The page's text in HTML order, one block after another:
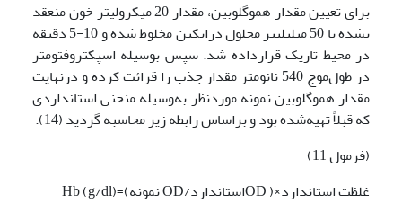
برای تعیین مقدار هموگلوبین، مقدار 20 میکرولیتر خون منعقد
نشده با 50 میلی­لیتر محلول درابکین مخلوط شده و 10-5 دقیقه
در محیط تاریک قرارداده شد. سپس بوسیله اسپکتروفتومتر
در طول‌موج 540 نانومتر مقدار جذب را قرائت کرده و درنهایت
مقدار هموگلوبین نمونه موردنظر به‌وسیله منحنی استانداردی
که قبلاً تهیه‌شده بود و براساس رابطه زیر محاسبه گردید (14).
(فرمول 11)
غلظت استاندارد×( ODاستاندارد/OD نمونه)=(g/dl) Hb